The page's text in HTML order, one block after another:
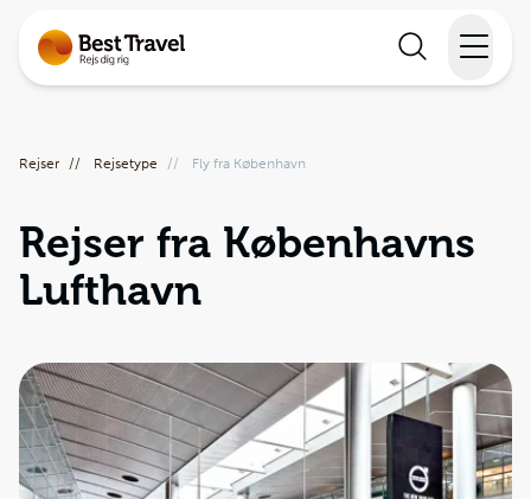
Rejsekalender
Inspiration
Information
Min Rejse
Rejser // Rejsetype // Fly fra København
Rejser fra Københavns
Lufthavn